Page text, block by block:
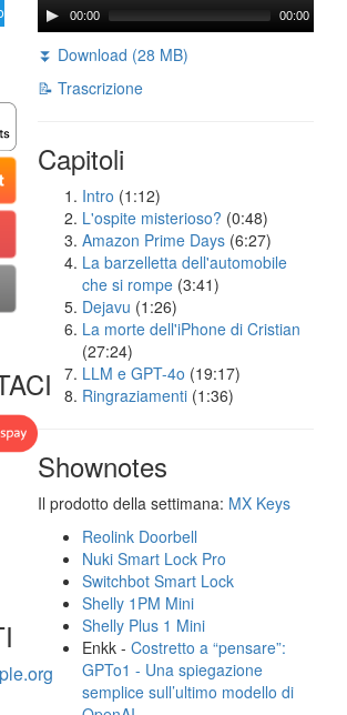
00:00 00:00
⏬ Download (28 MB)
📝 Trascrizione
Capitoli
Intro (1:12)
L'ospite misterioso? (0:48)
Amazon Prime Days (6:27)
La barzelletta dell'automobile
che si rompe (3:41)
Dejavu (1:26)
La morte dell'iPhone di Cristian
(27:24)
LLM e GPT-4o (19:17)
Ringraziamenti (1:36)
Shownotes
Il prodotto della settimana: MX Keys
Reolink Doorbell
Nuki Smart Lock Pro
Switchbot Smart Lock
Shelly 1PM Mini
Shelly Plus 1 Mini
Enkk -Costretto a “pensare”:
GPTo1 - Una spiegazione
semplice sull’ultimo modello di